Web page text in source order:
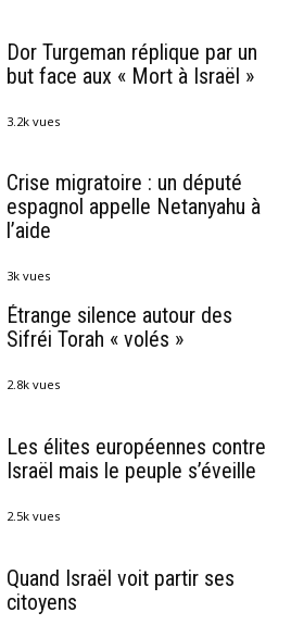
Dor Turgeman réplique par un
but face aux « Mort à Israël »
3.2k vues
Crise migratoire : un député
espagnol appelle Netanyahu à
l’aide
3k vues
Étrange silence autour des
Sifréi Torah « volés »
2.8k vues
Les élites européennes contre
Israël mais le peuple s’éveille
2.5k vues
Quand Israël voit partir ses
citoyens